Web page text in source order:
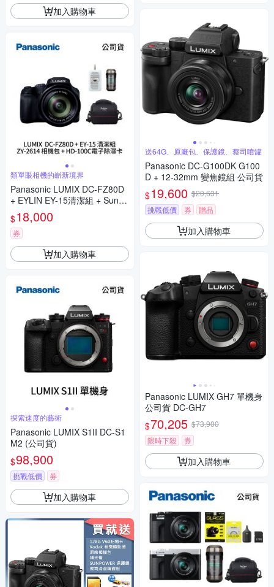
加入購物車
類單眼相機的嶄新境界
Panasonic LUMIX DC-FZ80D
+ EYLIN EY-15清潔組 + SunLi
ght ZY-2614相機包 + EirMai 銳
瑪 HD-100C電子除濕卡 FZ80
D (公司貨)
$18,000
券
加入購物車
探索速度的藝術
Panasonic LUMIX S1II DC-S1
M2 (公司貨)
$98,900
挑戰低價 券
加入購物車
送64G、原廠包、保護鏡、蔡司噴罐
Panasonic DC-G100DK G100
D + 12-32mm 變焦鏡組 公司貨
$19,600 $20,631
挑戰低價
券 贈品
加入購物車
Panasonic LUMIX GH7 單機身
公司貨 DC-GH7
$70,205 $73,900
限時下殺
券
加入購物車